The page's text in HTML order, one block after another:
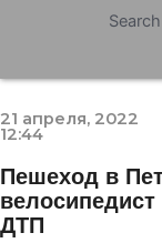
Search
21 апреля, 2022
12:44
Пешеход в
ДТП